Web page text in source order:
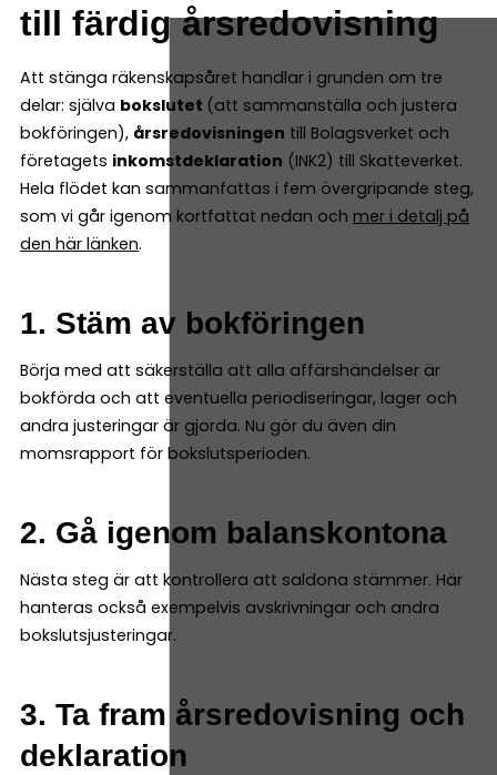
till färdig årsredovisning
Att stänga räkenskapsåret handlar i grunden om tre
delar: själva bokslutet (att sammanställa och justera
bokföringen), årsredovisningen till Bolagsverket och
företagets inkomstdeklaration (INK2) till Skatteverket.
Hela flödet kan sammanfattas i fem övergripande steg,
som vi går igenom kortfattat nedan och mer i detalj på
den här länken.
1. Stäm av bokföringen
Börja med att säkerställa att alla affärshändelser är
bokförda och att eventuella periodiseringar, lager och
andra justeringar är gjorda. Nu gör du även din
momsrapport för bokslutsperioden.
2. Gå igenom balanskontona
Nästa steg är att kontrollera att saldona stämmer. Här
hanteras också exempelvis avskrivningar och andra
bokslutsjusteringar.
3. Ta fram årsredovisning och
deklaration